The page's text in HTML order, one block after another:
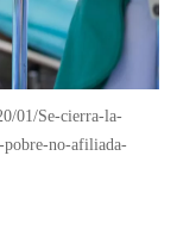
01/Se-cierra-la-
pobre-no-afiliada-